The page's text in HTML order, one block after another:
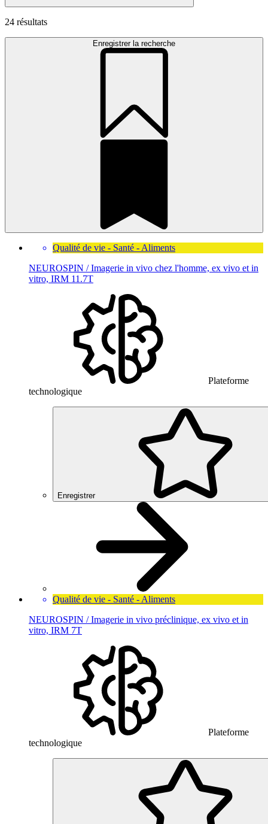
24 résultats
Enregistrer la recherche
Qualité de vie - Santé - Aliments
NEUROSPIN / Imagerie in vivo chez l'homme, ex vivo et in
vitro, IRM 11.7T
Plateforme
technologique
Enregistrer
Qualité de vie - Santé - Aliments
NEUROSPIN / Imagerie in vivo préclinique, ex vivo et in
vitro, IRM 7T
Plateforme
technologique